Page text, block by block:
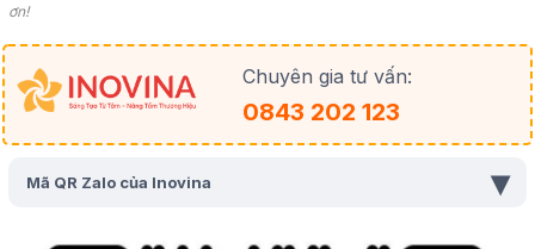
ơn!
Chuyên gia tư vấn:
0843 202 123
Mã QR Zalo của Inovina ▾